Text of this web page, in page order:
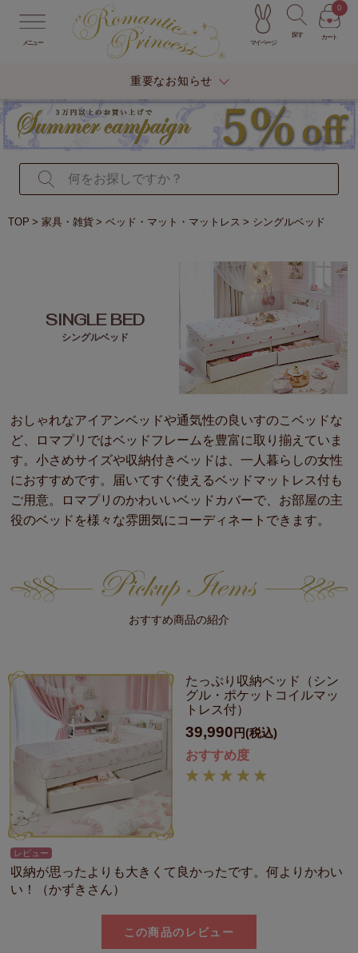
メニュー マイページ
探す カート
0
重要なお知らせ
TOP 家具・雑貨 ベッド・マット・マットレス シングルベッド
SINGLE BED
シングルベッド
おしゃれなアイアンベッドや通気性の良いすのこベッドな
ど、ロマプリではベッドフレームを豊富に取り揃えていま
す。小さめサイズや収納付きベッドは、一人暮らしの女性
におすすめです。届いてすぐ使えるベッドマットレス付も
ご用意。ロマプリのかわいいベッドカバーで、お部屋の主
役のベッドを様々な雰囲気にコーディネートできます。
おすすめ商品の紹介
たっぷり収納ベッド（シン
グル・ポケットコイルマッ
トレス付）
39,990 円(税込)
おすすめ度
レビュー
収納が思ったよりも大きくて良かったです。何よりかわい
い！（かずきさん）
この商品のレビュー